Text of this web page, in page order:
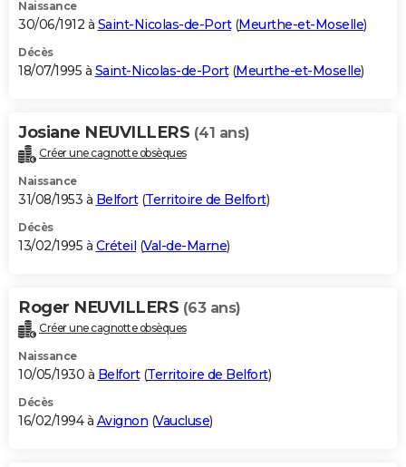
Naissance
30/06/1912 à Saint-Nicolas-de-Port(Meurthe-et-Moselle)
Décès
18/07/1995 à Saint-Nicolas-de-Port(Meurthe-et-Moselle)
Josiane NEUVILLERS (41 ans)
Créer une cagnotte obsèques
Naissance
31/08/1953 à Belfort(Territoire de Belfort)
Décès
13/02/1995 à Créteil (Val-de-Marne)
Roger NEUVILLERS (63 ans)
Créer une cagnotte obsèques
Naissance
10/05/1930 à Belfort(Territoire de Belfort)
Décès
16/02/1994 à Avignon (Vaucluse)